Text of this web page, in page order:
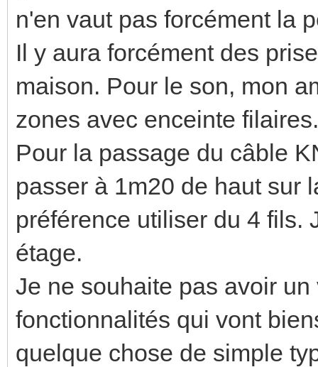
n'en vaut pas forcément la
Il y aura forcément des
maison. Pour le son, mon
zones avec enceinte filaires.
Pour la passage du câble
passer à 1m20 de haut sur
préférence utiliser du 4 fils.
étage.
Je ne souhaite pas avoir
fonctionnalités qui vont
quelque chose de simple